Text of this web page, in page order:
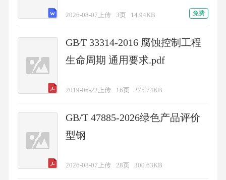
2026-08-07上传 3页 14.94KB 免费
GB∕T 33314-2016 腐蚀控制工程
生命周期 通用要求.pdf
2019-06-22上传 16页 275.74KB
GB/T 47885-2026绿色产品评价
型钢
2026-08-07上传 28页 300.63KB